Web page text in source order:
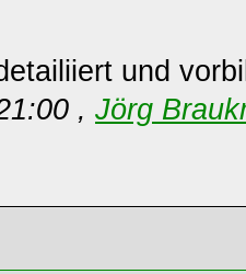
und
, Jörg